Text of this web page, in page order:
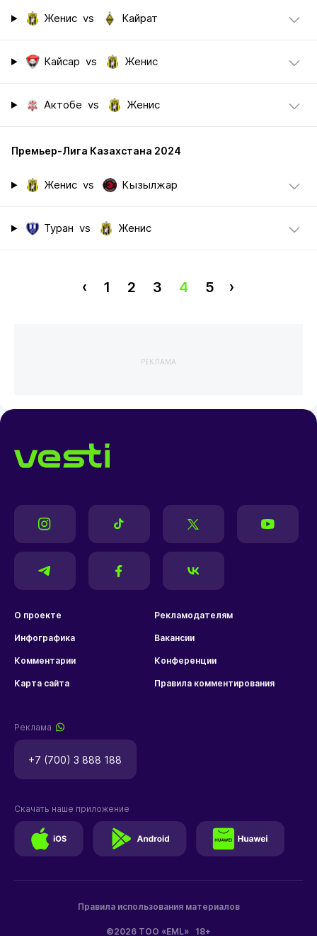
Женис vs Кайрат
Кайсар vs Женис
Актобе vs Женис
Премьер-Лига Казахстана 2024
Женис vs Кызылжар
Туран vs Женис
‹ 1 2 3 4 5 ›
РЕКЛАМА
О проекте Рекламодателям
Инфографика Вакансии
Комментарии Конференции
Карта сайта Правила комментирования
Реклама
+7 (700) 3 888 188
©2026 ТОО «EML» 18+
Правила использования материалов
Скачать наше приложение